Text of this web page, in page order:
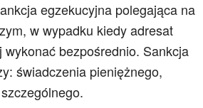
egzekucyjna polegająca na
w wypadku kiedy adresat
bezpośrednio. Sankcja
świadczenia pieniężnego,